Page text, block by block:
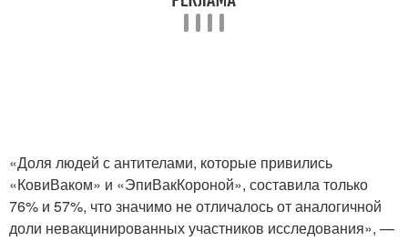
«Доля людей с антителами, которые привились
«КовиВаком» и «ЭпиВакКороной», составила только
76% и 57%, что значимо не отличалось от аналогичной
доли невакцинированных участников исследования», —